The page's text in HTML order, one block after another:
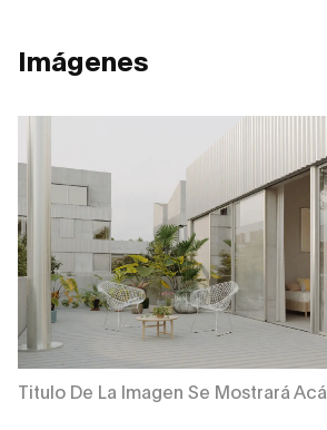
Imágenes
Titulo De La Imagen Se Mostrará Acá